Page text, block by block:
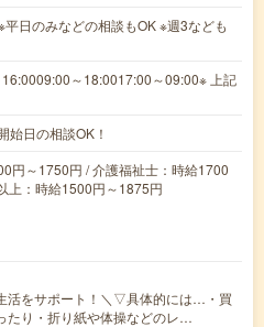
日のみなどの相談もOK ※週3なども
16:0009:00～18:0017:00～09:00※ 上記
日の相談OK！
円～1750円 / 介護福祉士：時給1700
上：時給1500円～1875円
活をサポート！＼▽具体的には…・買
たり・折り紙や体操などのレ…